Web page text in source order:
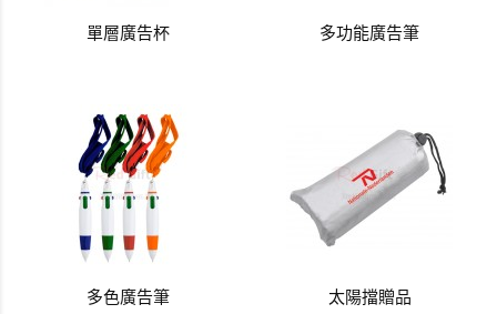
單層廣告杯 多功能廣告筆
多色廣告筆 太陽擋贈品